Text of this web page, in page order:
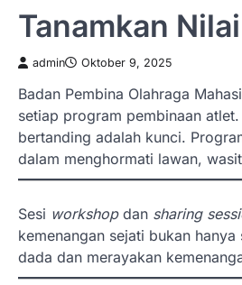
Tanamkan
admin Oktober 9, 2025
Badan Pembina Olahraga
setiap program pembinaan
bertanding adalah kunci.
dalam menghormati lawan,
Sesi workshopdan sharing
kemenangan sejati bukan
dada dan merayakan